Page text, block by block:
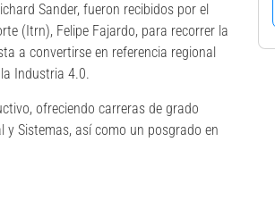
Sander, fueron recibidos por el
(Itrn), Felipe Fajardo, para recorrer la
a convertirse en referencia regional
Industria 4.0.
ofreciendo carreras de grado
Sistemas, así como un posgrado en